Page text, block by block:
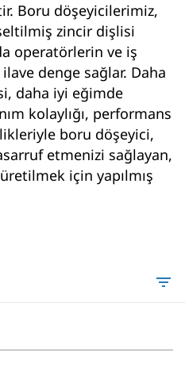
Boru döşeyicilerimiz,
zincir dişlisi
operatörlerin ve iş
denge sağlar. Daha
daha iyi eğimde
kolaylığı, performans
boru döşeyici,
etmenizi sağlayan,
için yapılmış
filter_list